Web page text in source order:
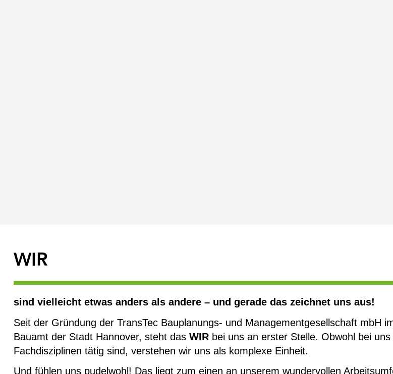
WIR
sind vielleicht etwas anders als andere – und gerade das zeichnet uns aus!
Seit der Gründung der TransTec Bauplanungs- und Managementgesellschaft mbH
Bauamt der Stadt Hannover, steht das WIR bei uns an erster Stelle. Obwohl bei
Fachdisziplinen tätig sind, verstehen wir uns als komplexe Einheit.
Und fühlen uns pudelwohl! Das liegt zum einen an unserem wundervollen